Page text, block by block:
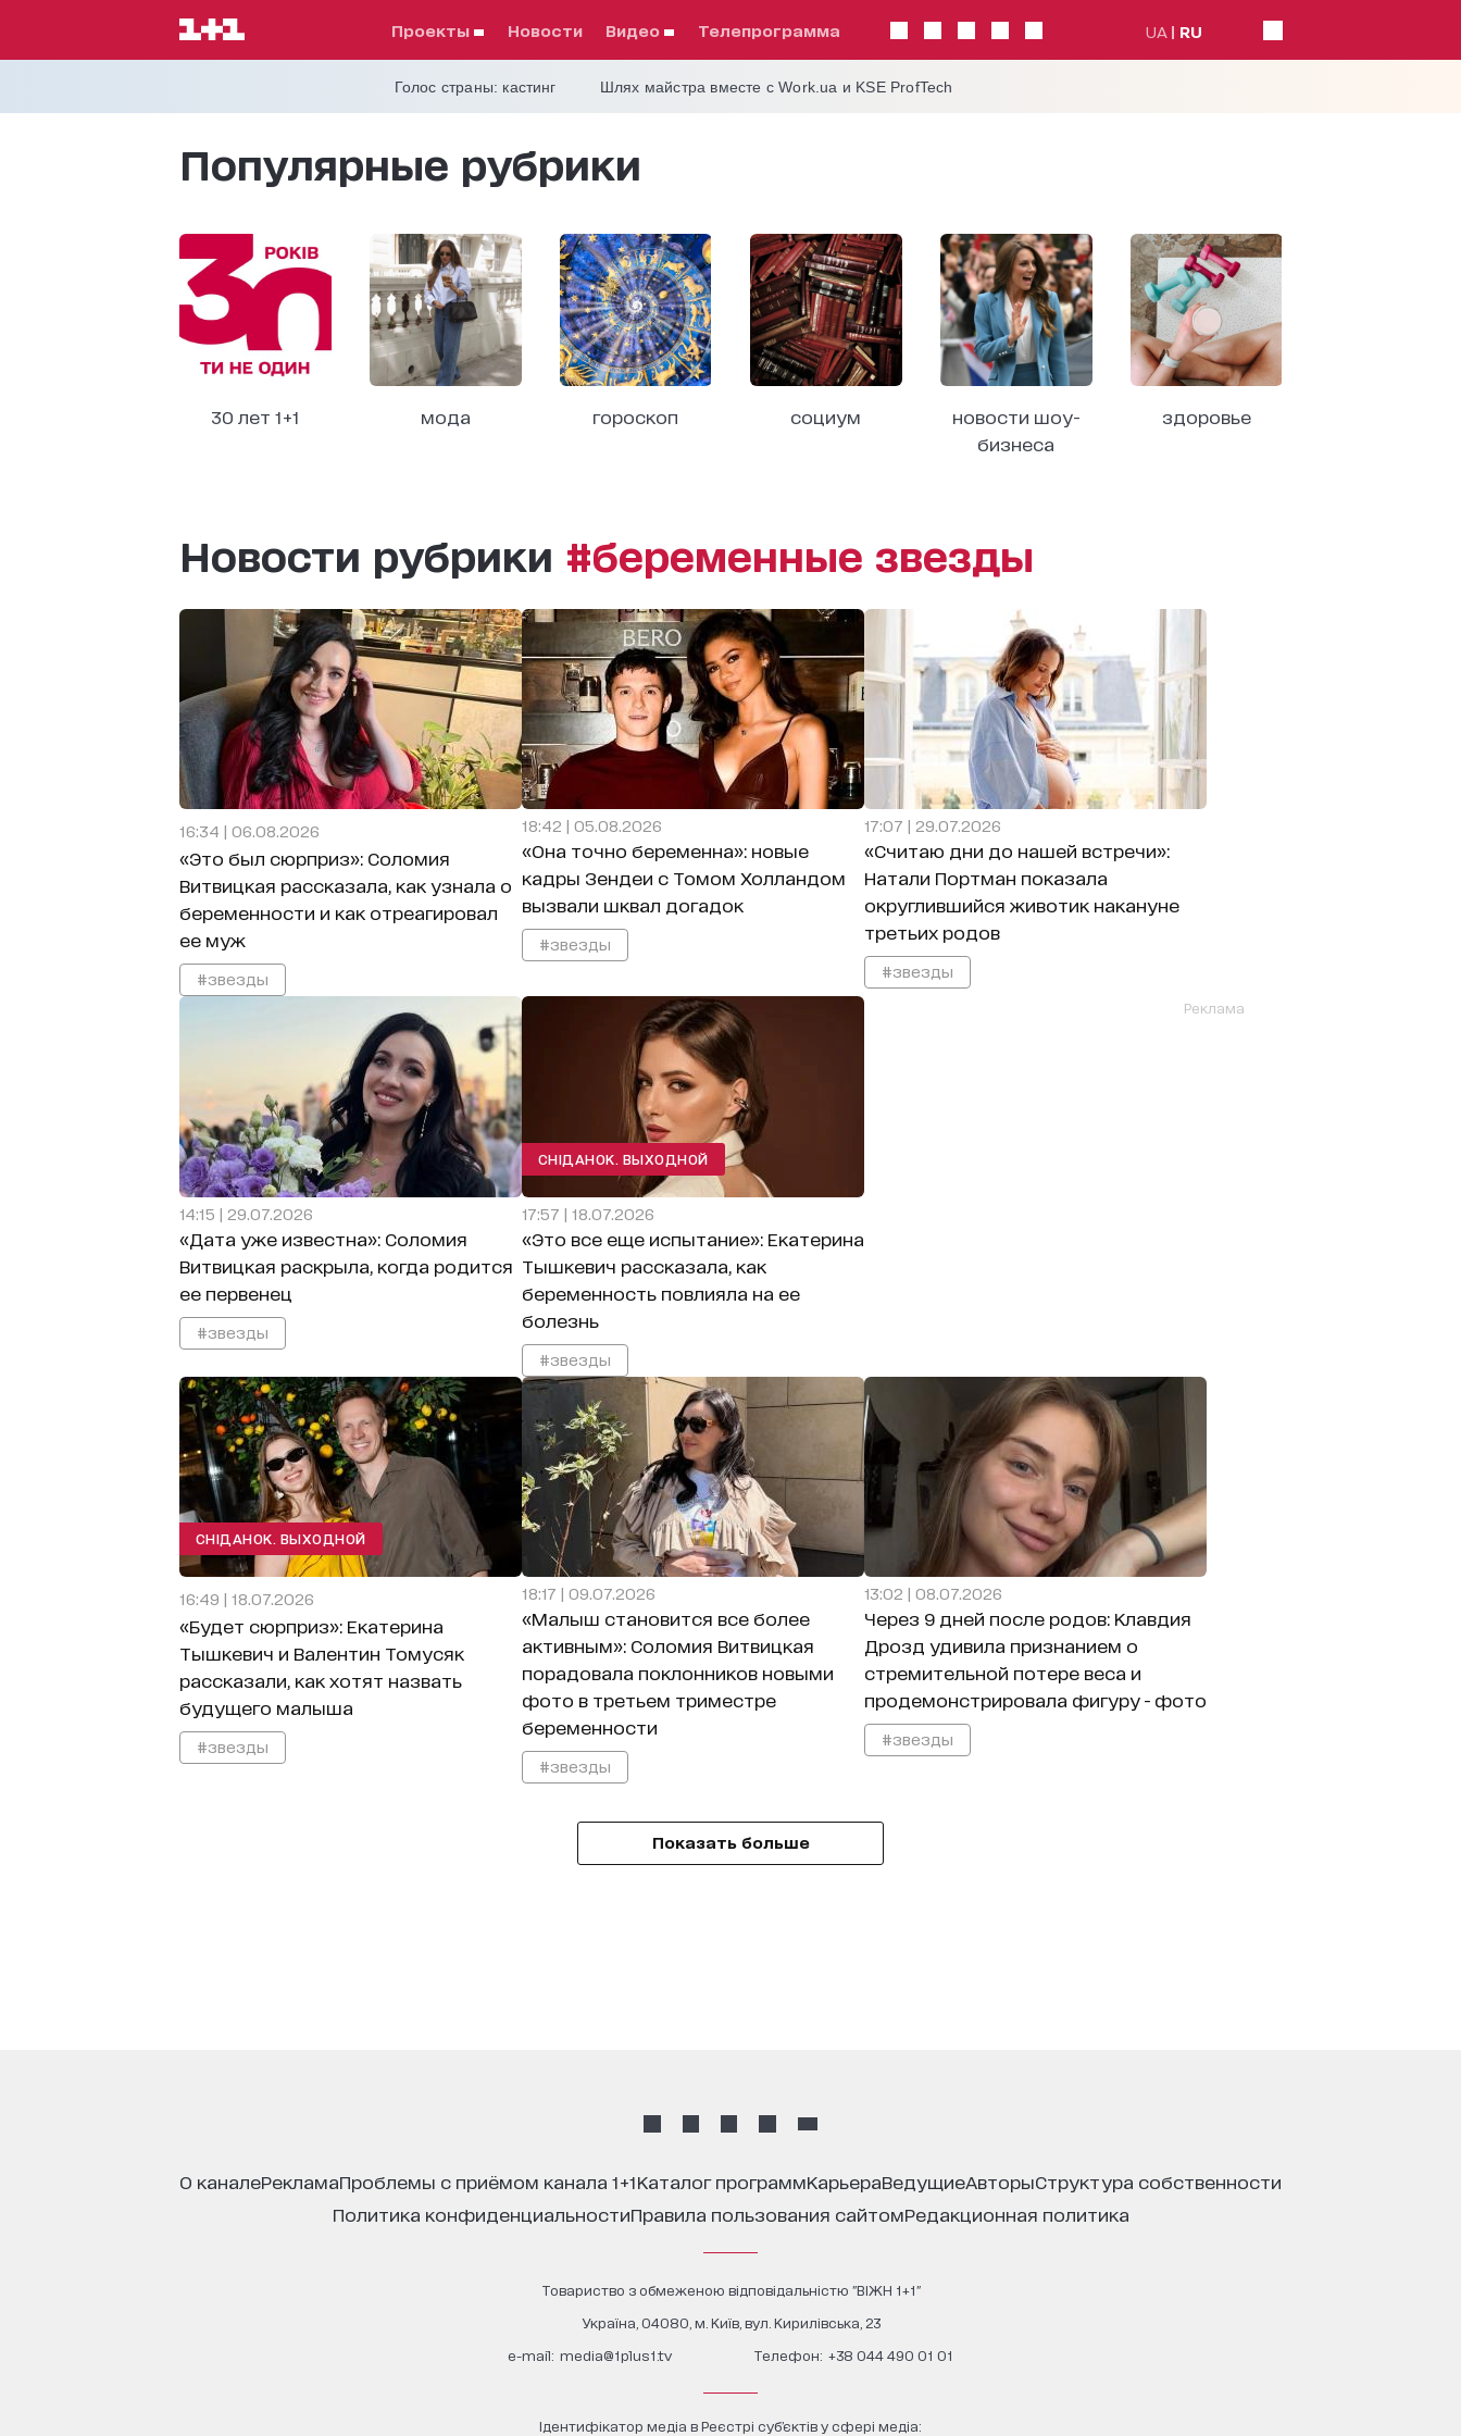
проекты Новости видео телепрограмма UA RU
Голос страны: кастинг Шлях майстра вместе с Work.ua и KSE ProfTech
Популярные рубрики
30 лет 1+1 мода гороскоп социум
новости шоу-
бизнеса
здоровье
Новости рубрики #беременные звезды
16:34 | 06.08.2026
«Это был сюрприз»: Соломия
Витвицкая рассказала, как узнала о
беременности и как отреагировал
ее муж
#звезды
18:42 | 05.08.2026
«Она точно беременна»: новые
кадры Зендеи с Томом Холландом
вызвали шквал догадок
#звезды
17:07 | 29.07.2026
«Считаю дни до нашей встречи»:
Натали Портман показала
округлившийся животик накануне
третьих родов
#звезды
14:15 | 29.07.2026
«Дата уже известна»: Соломия
Витвицкая раскрыла, когда родится
ее первенец
#звезды
СНІДАНОК. ВЫХОДНОЙ
17:57 | 18.07.2026
«Это все еще испытание»: Екатерина
Тышкевич рассказала, как
беременность повлияла на ее
болезнь
#звезды
Реклама
СНІДАНОК. ВЫХОДНОЙ
16:49 | 18.07.2026
«Будет сюрприз»: Екатерина
Тышкевич и Валентин Томусяк
рассказали, как хотят назвать
будущего малыша
#звезды
18:17 | 09.07.2026
«Малыш становится все более
активным»: Соломия Витвицкая
порадовала поклонников новыми
фото в третьем триместре
беременности
#звезды
13:02 | 08.07.2026
Через 9 дней после родов: Клавдия
Дрозд удивила признанием о
стремительной потере веса и
продемонстрировала фигуру - фото
#звезды
Показать больше
о канале реклама проблемы с приёмом канала 1+1 каталог программ карьера ведущие авторы
структура собственности
политика конфиденциальности
правила пользования сайтом редакционная политика
Товариство з обмеженою відповідальністю "ВІЖН 1+1"
Україна, 04080, м. Київ, вул. Кирилівська, 23
е-mail: media@1plus1.tv Телефон: +38 044 490 01 01
Ідентифікатор медіа в Реєстрі суб’єктів у сфері медіа: